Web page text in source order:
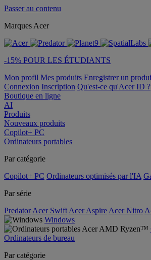
Passer au contenu
Marques Acer
-15% POUR LES ÉTUDIANTS
Mon profil Mes produits Enregistrer un
Connexion Inscription Qu'est-ce qu'Acer ID ?
Boutique en ligne
AI
Produits
Nouveaux produits
Copilot+ PC
Ordinateurs portables
Par catégorie
Copilot+ PC Ordinateurs optimisés par l'IA
Par série
Predator Acer Swift Acer Aspire Acer Nitro
Windows
Ordinateurs de bureau
Par catégorie